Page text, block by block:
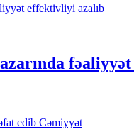
Cəmiyyət